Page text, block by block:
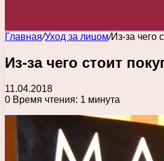
Главная/Уход за лицом/Из-за чего
Из-за чего стоит
11.04.2018
0 Время чтения: 1 минута